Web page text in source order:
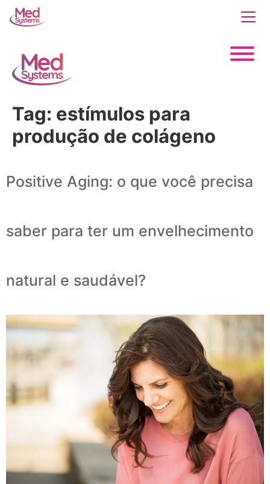
Tag: estímulos para
produção de colágeno
Positive Aging: o que você precisa
saber para ter um envelhecimento
natural e saudável?